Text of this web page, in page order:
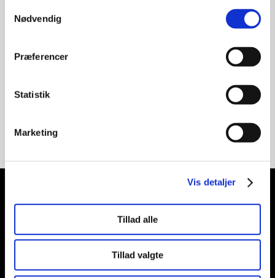
Nødvendig
Præferencer
Statistik
Marketing
Vis detaljer
Tillad alle
Tillad valgte
Instagram.
www.airbox.dk
Stort tak for tilliden til Airbox - vi
Middelfartvej 297
5200 Odense V